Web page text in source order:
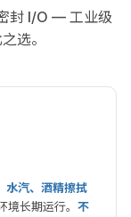
封 I/O — 工业级
选。
水汽、酒精擦拭
长期运行。 不